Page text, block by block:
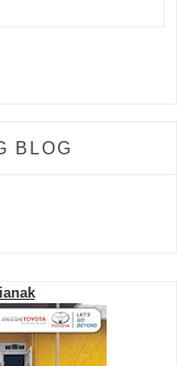
BLOG